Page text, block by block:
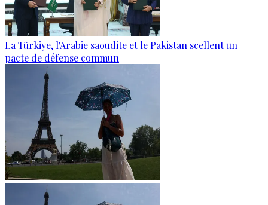
La Türkiye, l'Arabie saoudite et le Pakistan scellent un
pacte de défense commun